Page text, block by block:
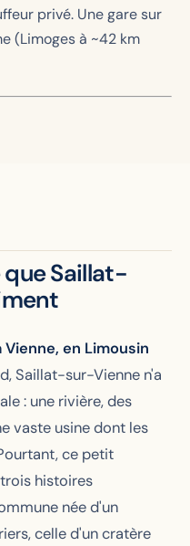
privé. Une gare sur
(Limoges à ~42 km
Saillat-
en Limousin
Saillat-sur-Vienne n'a
: une rivière, des
vaste usine dont les
ce petit
histoires
née d'un
celle d'un cratère